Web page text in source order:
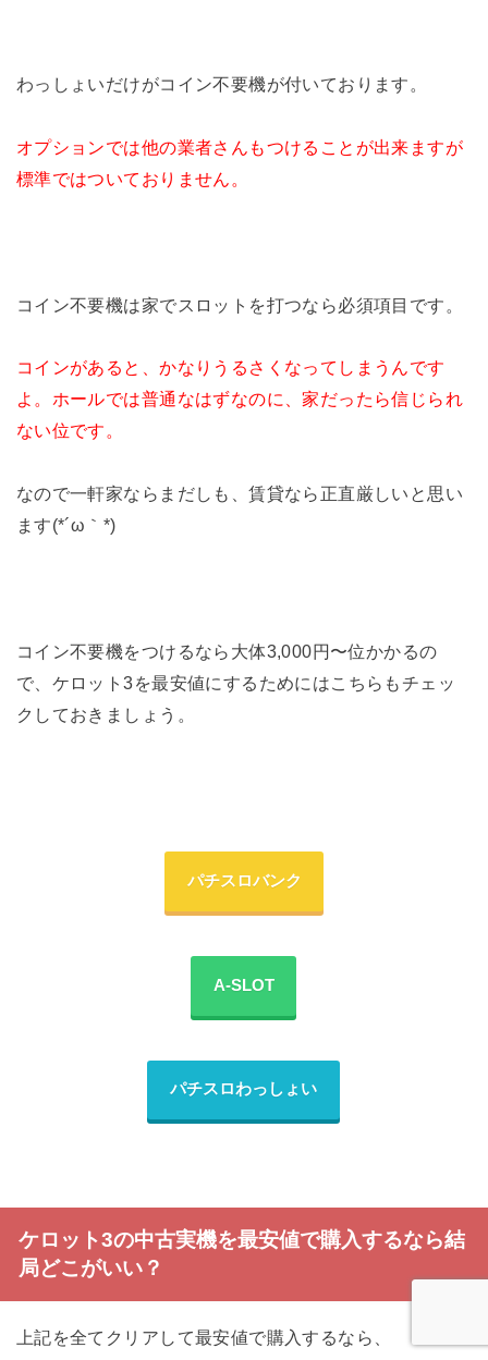
わっしょいだけがコイン不要機が付いております。
オプションでは他の業者さんもつけることが出来ますが
標準ではついておりません。
コイン不要機は家でスロットを打つなら必須項目です。
コインがあると、かなりうるさくなってしまうんです
よ。ホールでは普通なはずなのに、家だったら信じられ
ない位です。
なので一軒家ならまだしも、賃貸なら正直厳しいと思い
ます(*´ω｀*)
コイン不要機をつけるなら大体3,000円〜位かかるの
で、ケロット3を最安値にするためにはこちらもチェッ
クしておきましょう。
パチスロバンク
A-SLOT
パチスロわっしょい
ケロット3の中古実機を最安値で購入するなら結
局どこがいい？
上記を全てクリアして最安値で購入するなら、